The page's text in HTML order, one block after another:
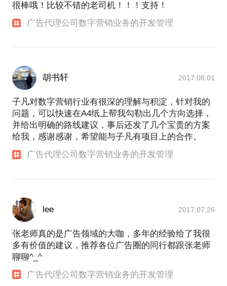
很棒哦！比较不错的老司机！！！支持！
广告代理公司数字营销业务的开发管理
胡书轩 2017.08.01
子凡对数字营销行业有很深的理解与积淀，针对我的
问题，可以快速在A4纸上帮我勾勒出几个方向选择，
并给出明确的路线建议，事后还发了几个宝贵的方案
给我，感谢感谢，希望能与子凡有项目上的合作。
广告代理公司数字营销业务的开发管理
lee 2017.07.26
张老师真的是广告领域的大咖，多年的经验给了我很
多有价值的建议，推荐各位广告圈的同行都跟张老师
聊聊^_^
广告代理公司数字营销业务的开发管理